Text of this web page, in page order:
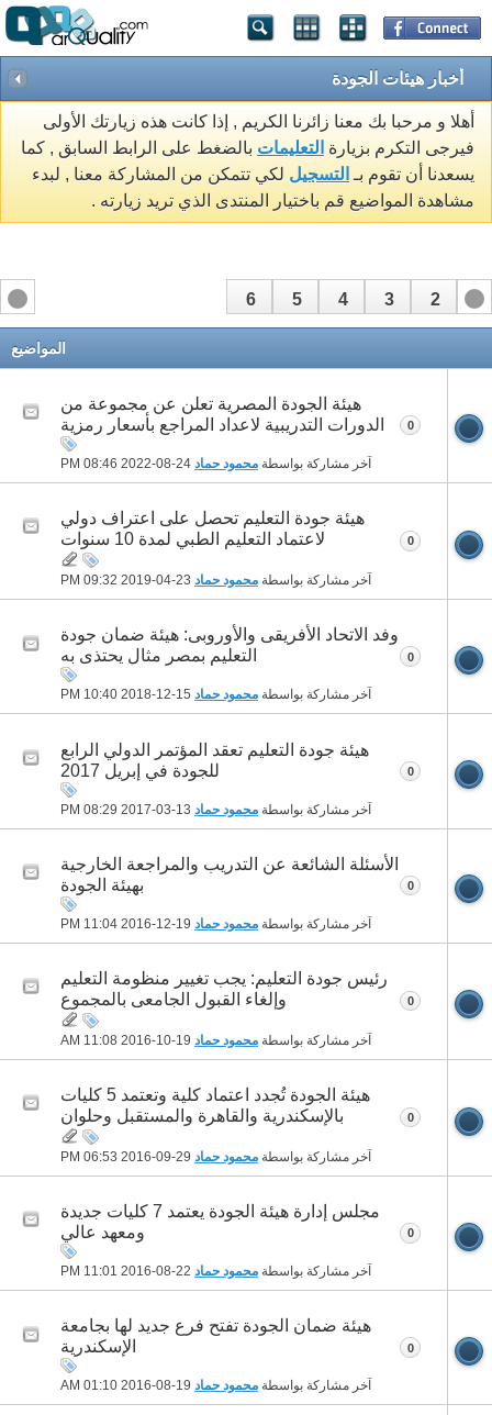
أخبار هيئات الجودة
أهلا و مرحبا بك معنا زائرنا الكريم , إذا كانت هذه زيارتك الأولى
فيرجى التكرم بزيارة التعليمات بالضغط على الرابط السابق , كما
يسعدنا أن تقوم بـ التسجيل لكي تتمكن من المشاركة معنا , لبدء
مشاهدة المواضيع قم باختيار المنتدى الذي تريد زيارته .
1
2
3
4
5
6
المواضيع
هيئة الجودة المصرية تعلن عن مجموعة من
الدورات التدريبية لاعداد المراجع بأسعار رمزية
آخر مشاركة بواسطة محمود حماد 08:46 PM
0
هيئة جودة التعليم تحصل على اعتراف دولي
لاعتماد التعليم الطبي لمدة 10 سنوات
آخر مشاركة بواسطة محمود حماد 09:32 PM
0
وفد الاتحاد الأفريقى والأوروبى: هيئة ضمان جودة
التعليم بمصر مثال يحتذى به
آخر مشاركة بواسطة محمود حماد 10:40 PM
0
هيئة جودة التعليم تعقد المؤتمر الدولي الرابع
للجودة في إبريل 2017
آخر مشاركة بواسطة محمود حماد 08:29 PM
0
الأسئلة الشائعة عن التدريب والمراجعة الخارجية
بهيئة الجودة
آخر مشاركة بواسطة محمود حماد 11:04 PM
0
رئيس جودة التعليم: يجب تغيير منظومة التعليم
وإلغاء القبول الجامعى بالمجموع
آخر مشاركة بواسطة محمود حماد 11:08 AM
0
هيئة الجودة تُجدد اعتماد كلية وتعتمد 5 كليات
بالإسكندرية والقاهرة والمستقبل وحلوان
آخر مشاركة بواسطة محمود حماد 06:53 PM
0
مجلس إدارة هيئة الجودة يعتمد 7 كليات جديدة
ومعهد عالي
آخر مشاركة بواسطة محمود حماد 11:01 PM
0
هيئة ضمان الجودة تفتح فرع جديد لها بجامعة
الإسكندرية
آخر مشاركة بواسطة محمود حماد 01:10 AM
0